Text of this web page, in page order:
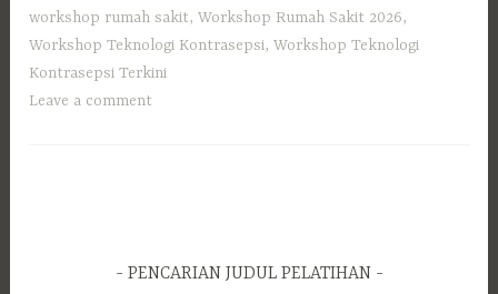
workshop rumah sakit,Workshop Rumah Sakit 2026,
Workshop Teknologi Kontrasepsi,Workshop Teknologi
Kontrasepsi Terkini
Leave a comment
PENCARIAN JUDUL PELATIHAN